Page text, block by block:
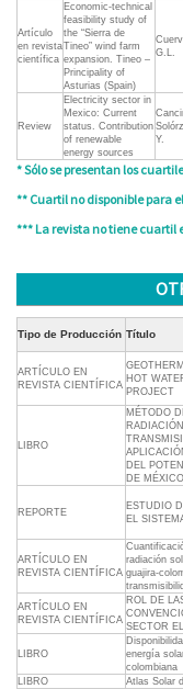
Artículo
en revista
científica
Economic-technical
feasibility study of
the “Sierra de
Tineo” wind farm
expansion. Tineo –
Principality of
Asturias (Spain)
G.L.
Review
Electricity sector in
Mexico: Current
status. Contribution
of renewable
energy sources
Y.
* Sólo se presentan los
** Cuartil no disponible para
*** La revista no tiene cuartil
Tipo de Producción Título
ARTÍCULO EN
REVISTA CIENTÍFICA
HOT
PROJECT
LIBRO
MÉTODO
DEL
DE MÉXICO
REPORTE
ESTUDIO
EL
ARTÍCULO EN
REVISTA CIENTÍFICA
radiación
guajira-
ARTÍCULO EN
REVISTA CIENTÍFICA
ROL DE
SECTOR
LIBRO
energía
colombiana
LIBRO Atlas Solar